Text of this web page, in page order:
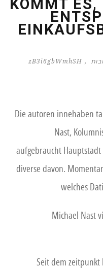
KOMMT
zB3i6gbWmhSH
Die autoren innehaben
Nast,
aufgebraucht
diverse davon.
welches
Michael Nast
Seit dem zeitpunkt